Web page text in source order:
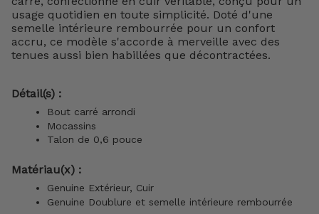
usage quotidien en toute simplicité. Doté d'une
semelle intérieure rembourrée pour un confort
accru, ce modèle s'accorde à merveille avec des
tenues aussi bien habillées que décontractées.
Détail(s) :
Bout carré arrondi
Mocassins
Talon de 0,6 pouce
Matériau(x) :
Genuine Extérieur, Cuir
Genuine Doublure et semelle intérieure rembourrée